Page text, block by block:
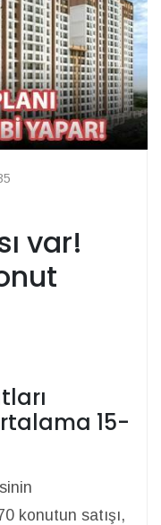
var!
15-
konutun satışı,